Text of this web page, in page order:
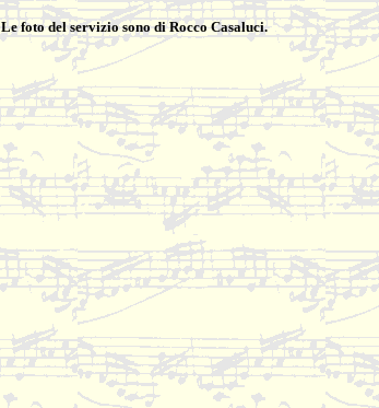
Le foto del servizio sono di Rocco Casaluci.